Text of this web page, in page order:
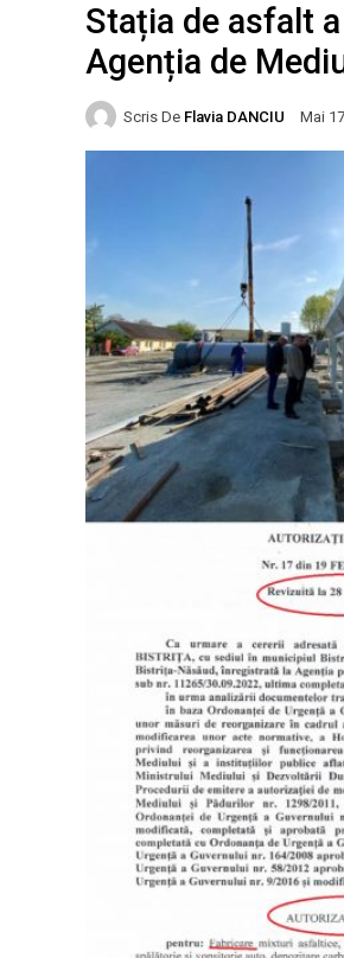
Stația de asfalt
Agenția de
Scris De Flavia DANCIU Mai